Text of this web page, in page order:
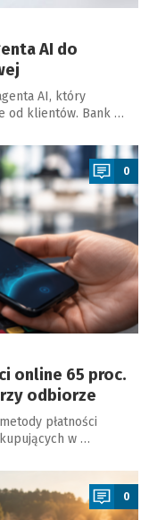
AI do
AI, który
od klientów. Bank …
0
online 65 proc.
odbiorze
płatności
w …
0